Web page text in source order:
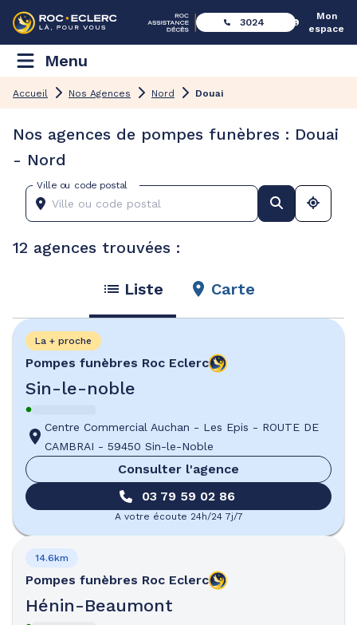
3024
Mon
espace
Menu
Accueil Nos Agences Nord Douai
Nos agences de pompes funèbres : Douai
- Nord
Ville ou code postal
12 agences trouvées :
Liste Carte
Pompes funèbres Roc Eclerc
Sin-le-noble
La + proche
Centre Commercial Auchan - Les Epis - ROUTE DE
CAMBRAI - 59450 Sin-le-Noble
Consulter l'agence
03 79 59 02 86
A votre écoute 24h/24 7j/7
Pompes funèbres Roc Eclerc
Hénin-Beaumont
14.6km